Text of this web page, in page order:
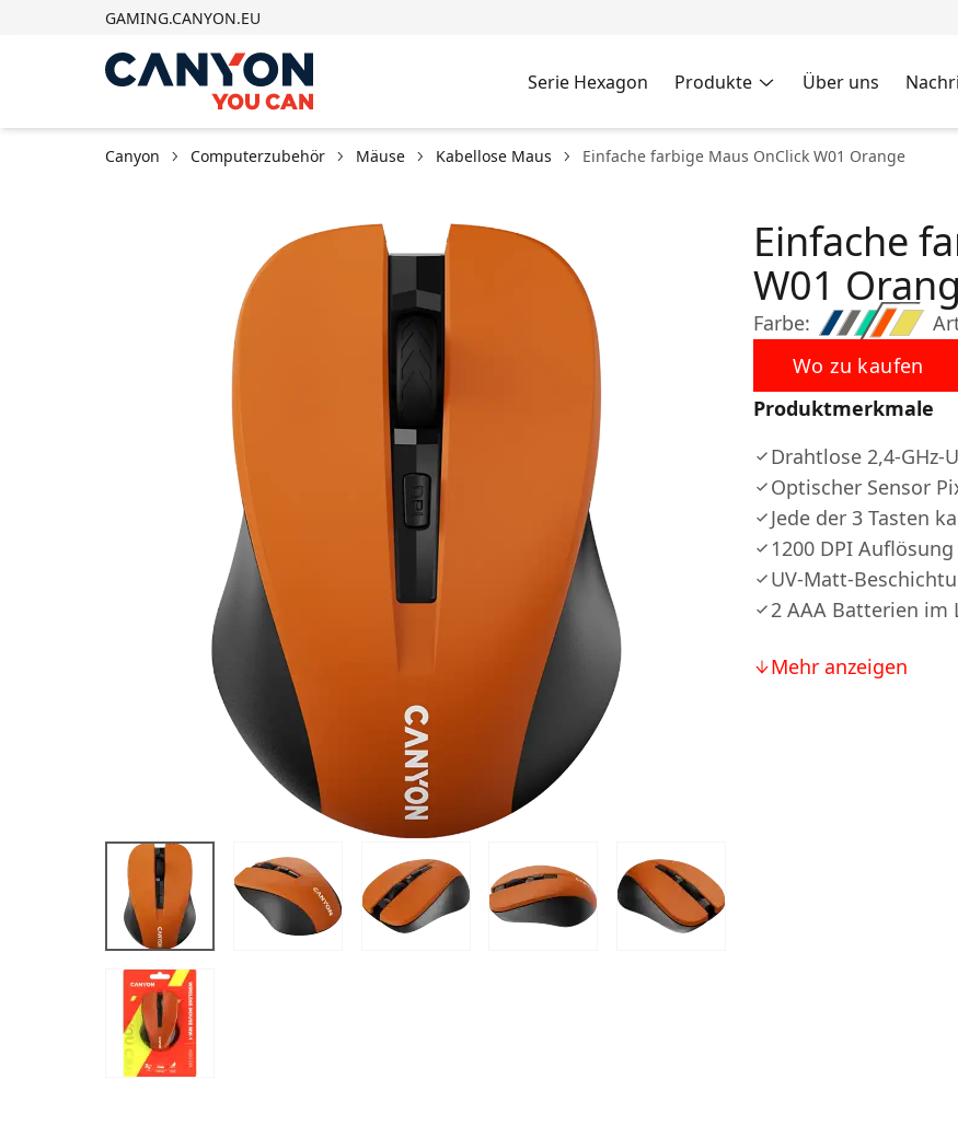
GAMING.CANYON.EU
Serie Hexagon Produkte Über uns
Canyon Computerzubehör Mäuse Kabellose Maus Einfache farbige Maus OnClick W01 Orange
Farbe:
Einfache
W01
Wo zu kaufen
Produktmerkmale
Drahtlose 2,4-GHz-
Optischer Sensor
Jede der 3 Tasten
1200 DPI Auflösung
UV-Matt-
2 AAА Batterien im
Mehr anzeigen